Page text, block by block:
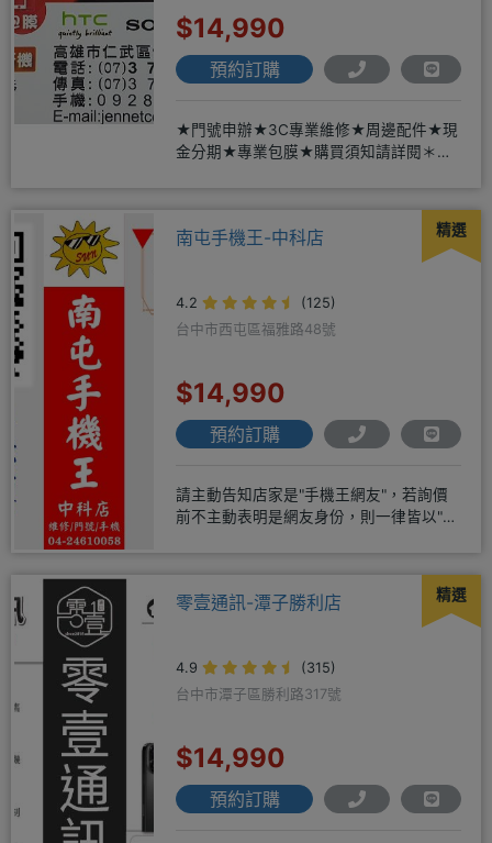
$14,990
預約訂購
★門號申辦★3C專業維修★周邊配件★現
金分期★專業包膜★購買須知請詳閱＊來
精選
南屯手機王-中科店
4.2
(125)
台中市西屯區福雅路48號
$14,990
預約訂購
請主動告知店家是"手機王網友"，若詢價
前不主動表明是網友身份，則一律皆以"現
精選
零壹通訊-潭子勝利店
4.9
(315)
台中市潭子區勝利路317號
$14,990
預約訂購